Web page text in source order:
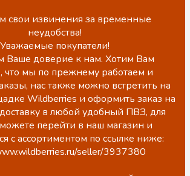
свои извинения за временные
неудобства!
Уважаемые покупатели!
доверие к нам. Хотим Вам
что мы по прежнему работаем и
нас также можно встретить на
Wildberries и оформить заказ на
в любой удобный ПВЗ, для
перейти в наш магазин и
с ассортиментом по ссылке ниже:
seller/3937380